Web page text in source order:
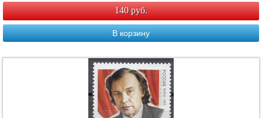
140 руб.
В корзину